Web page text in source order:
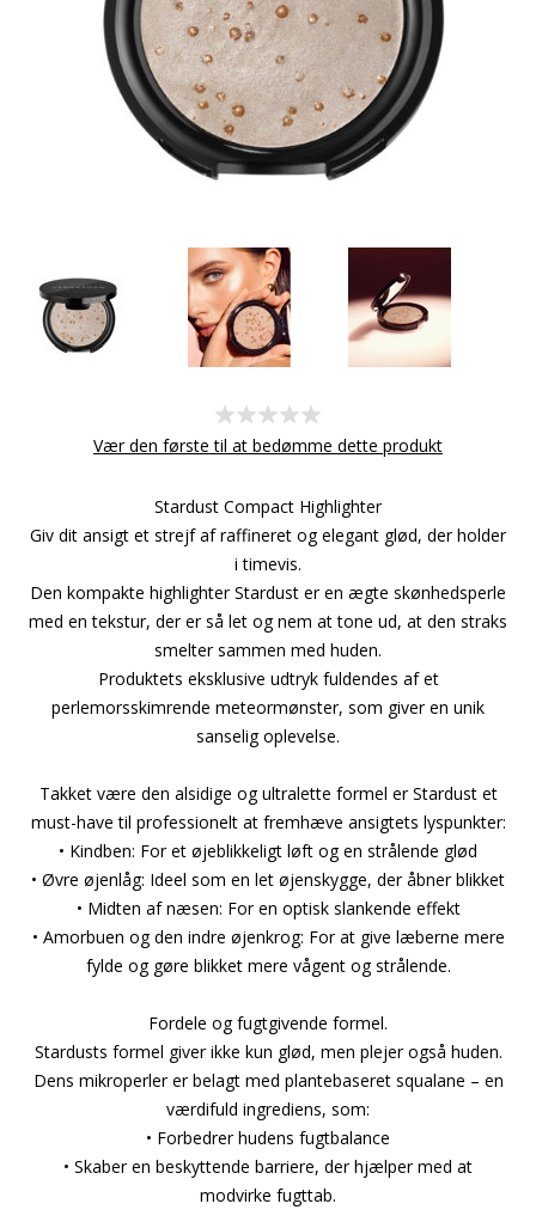
Vær den første til at bedømme dette produkt
Stardust Compact Highlighter
Giv dit ansigt et strejf af raffineret og elegant glød, der holder
i timevis.
Den kompakte highlighter Stardust er en ægte skønhedsperle
med en tekstur, der er så let og nem at tone ud, at den straks
smelter sammen med huden.
Produktets eksklusive udtryk fuldendes af et
perlemorsskimrende meteormønster, som giver en unik
sanselig oplevelse.
Takket være den alsidige og ultralette formel er Stardust et
must-have til professionelt at fremhæve ansigtets lyspunkter:
• Kindben: For et øjeblikkeligt løft og en strålende glød
• Øvre øjenlåg: Ideel som en let øjenskygge, der åbner blikket
• Midten af næsen: For en optisk slankende effekt
• Amorbuen og den indre øjenkrog: For at give læberne mere
fylde og gøre blikket mere vågent og strålende.
Fordele og fugtgivende formel.
Stardusts formel giver ikke kun glød, men plejer også huden.
Dens mikroperler er belagt med plantebaseret squalane – en
værdifuld ingrediens, som:
• Forbedrer hudens fugtbalance
• Skaber en beskyttende barriere, der hjælper med at
modvirke fugttab.